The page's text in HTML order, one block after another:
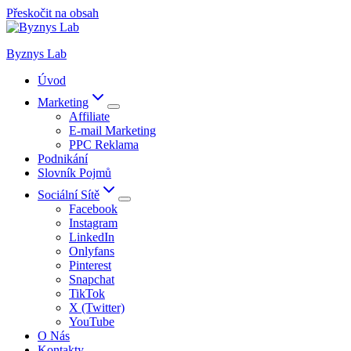
Přeskočit na obsah
Byznys Lab
Úvod
Marketing
Affiliate
E-mail Marketing
PPC Reklama
Podnikání
Slovník Pojmů
Sociální Sítě
Facebook
Instagram
LinkedIn
Onlyfans
Pinterest
Snapchat
TikTok
X (Twitter)
YouTube
O Nás